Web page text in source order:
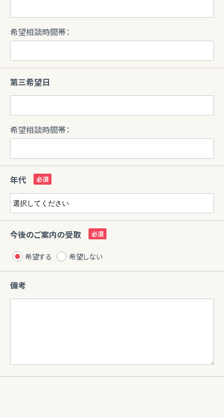
希望相談時間帯：
第三希望日
希望相談時間帯：
年代
今後のご案内の受取
希望する 希望しない
備考